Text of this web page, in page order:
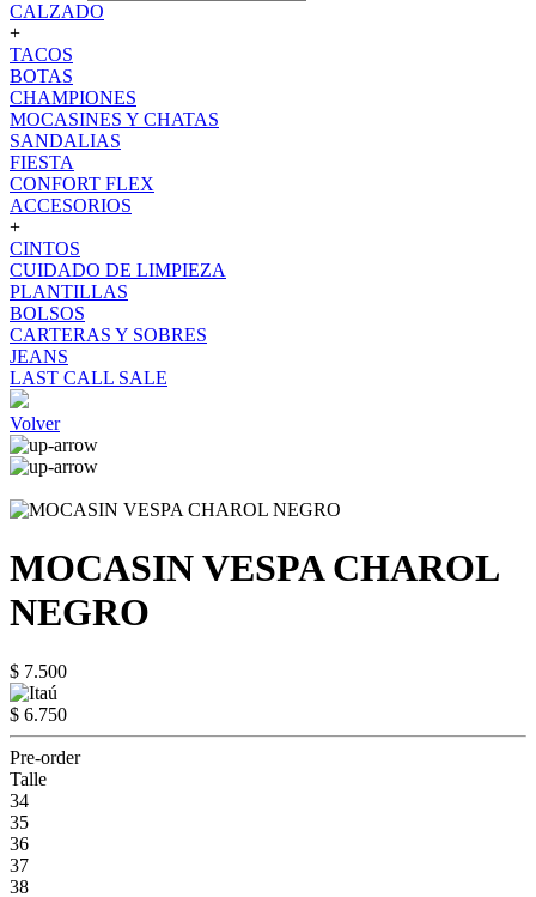
CALZADO
+
TACOS
BOTAS
CHAMPIONES
MOCASINES Y CHATAS
SANDALIAS
FIESTA
CONFORT FLEX
ACCESORIOS
+
CINTOS
CUIDADO DE LIMPIEZA
PLANTILLAS
BOLSOS
CARTERAS Y SOBRES
JEANS
LAST CALL SALE
Volver
MOCASIN VESPA CHAROL
NEGRO
$ 7.500
$ 6.750
Pre-order
Talle
34
35
36
37
38